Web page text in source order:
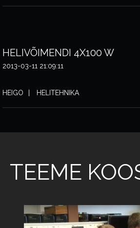
HELIVÕIMENDI 4X100 W
2013-03-11 21:09:11
HEIGO HELITEHNIKA
TEEME